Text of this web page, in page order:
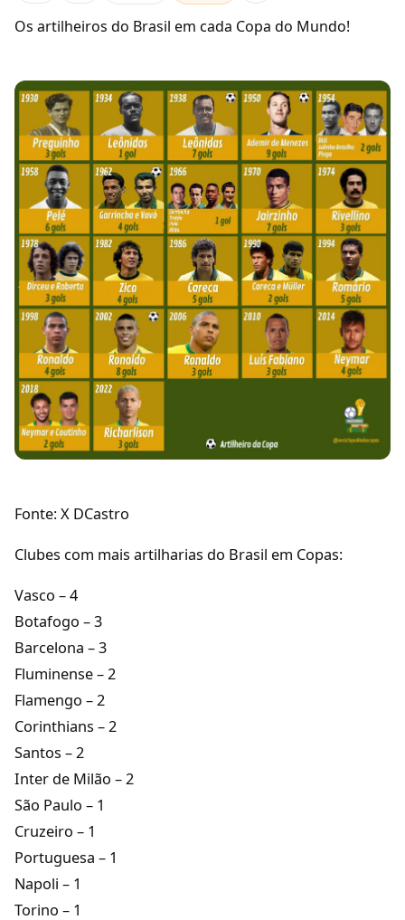
Os artilheiros do Brasil em cada Copa do Mundo!
Fonte: X DCastro
Clubes com mais artilharias do Brasil em Copas:
Vasco – 4
Botafogo – 3
Barcelona – 3
Fluminense – 2
Flamengo – 2
Corinthians – 2
Santos – 2
Inter de Milão – 2
São Paulo – 1
Cruzeiro – 1
Portuguesa – 1
Napoli – 1
Torino – 1